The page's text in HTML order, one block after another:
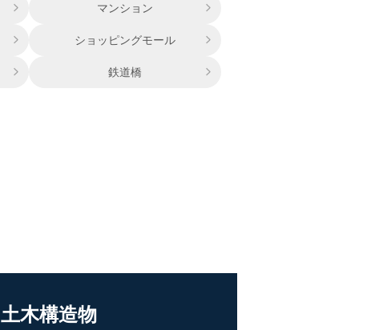
マンション
ショッピングモール
鉄道橋
土木構造物